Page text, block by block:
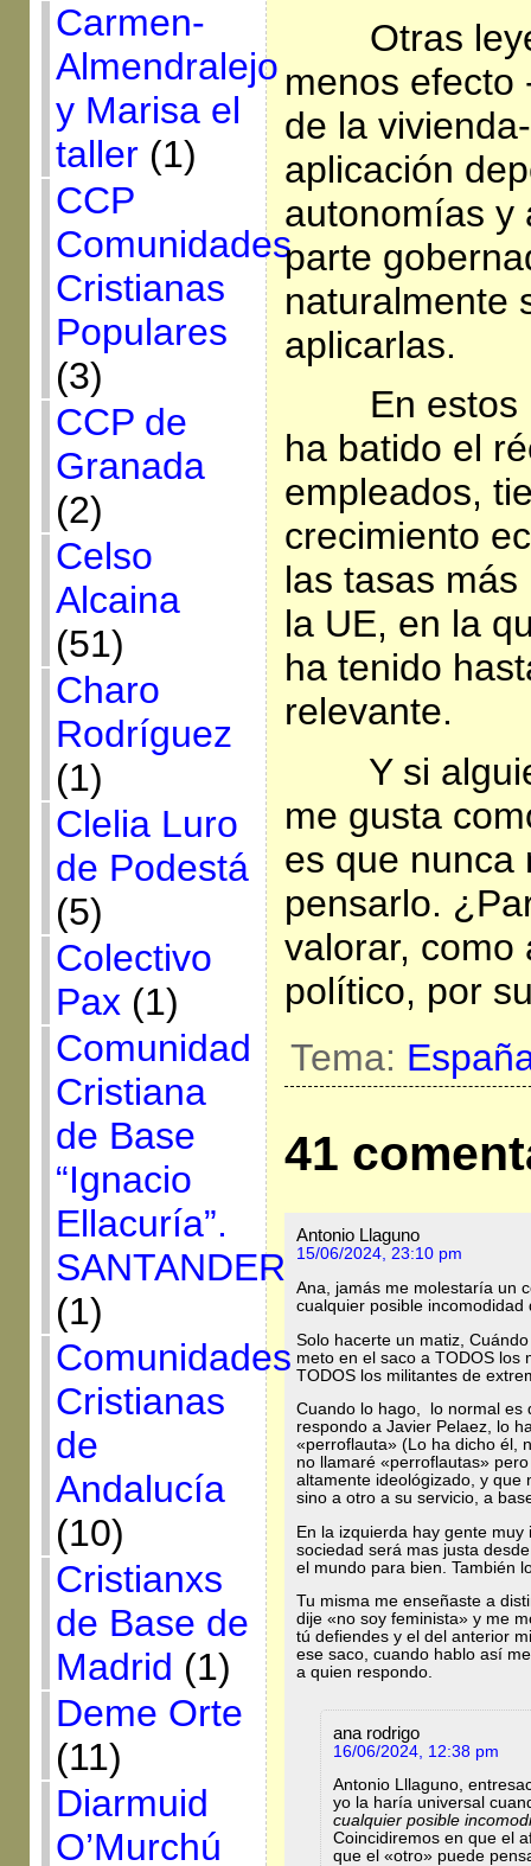
Carmen-
Almendralejo
y Marisa el
taller(1)
CCP
Comunidades
Cristianas
Populares
(3)
CCP de
Granada
(2)
Celso
Alcaina
(51)
Charo
Rodríguez
(1)
Clelia Luro
de Podestá
(5)
Colectivo
Pax (1)
Comunidad
Cristiana
de Base
“Ignacio
Ellacuría”.
SANTANDER
(1)
Comunidades
Cristianas
de
Andalucía
(10)
Cristianxs
de Base de
Madrid (1)
Deme Orte
(11)
Diarmuid
O’Murchú
Otras
menos efecto
de la
aplicación
autonomías y
parte
naturalmente
aplicarlas.
En
ha batido el
empleados,
crecimiento
las tasas
la UE, en la
ha tenido
relevante.
Y si
me gusta
es que nunca
pensarlo.
valorar, como
político, por
Tema:
41
Antonio Llaguno
15/06/2024, 23:10 pm
Ana, jamás me molestaría un
cualquier posible
Solo hacerte un matiz,
meto en el saco a TODOS los
TODOS los militantes de
Cuando lo hago, lo normal es
respondo a Javier Pelaez, lo
«perroflauta» (Lo ha dicho él,
no llamaré «perroflautas»
altamente ideológizado, y que
sino a otro a su servicio, a
En la izquierda hay gente
sociedad será mas justa
el mundo para bien. También
Tu misma me enseñaste a
dije «no soy feminista» y me
tú defiendes y el del anterior
ese saco, cuando hablo así
a quien respondo.
ana rodrigo
16/06/2024, 12:38 pm
Antonio Lllaguno,
yo la haría universal
cualquier posible
Coincidiremos en que el
que el «otro» puede